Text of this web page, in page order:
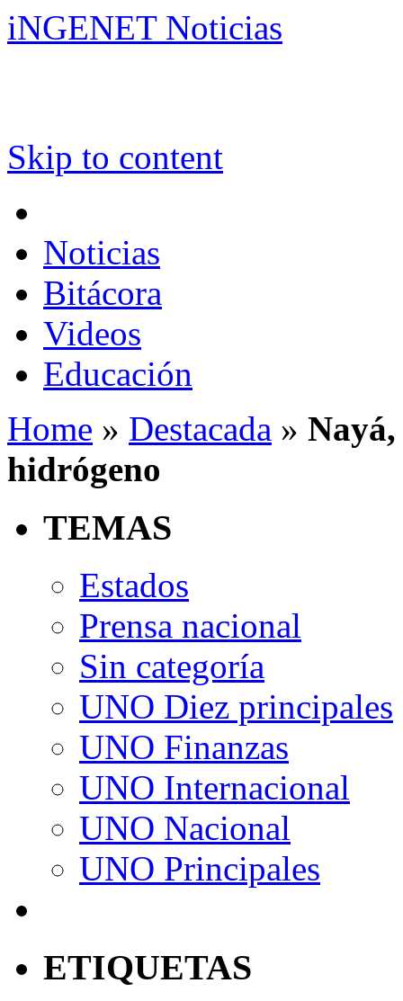
iNGENET Noticias
Skip to content
Noticias
Bitácora
Videos
Educación
Home » Destacada »
hidrógeno
TEMAS
Estados
Prensa nacional
Sin categoría
UNO Diez principales
UNO Finanzas
UNO Internacional
UNO Nacional
UNO Principales
ETIQUETAS